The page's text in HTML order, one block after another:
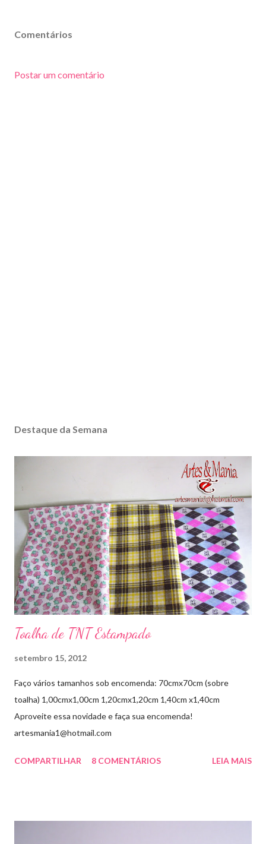
Comentários
Postar um comentário
Destaque da Semana
Toalha de TNT Estampado
setembro 15, 2012
Faço vários tamanhos sob encomenda: 70cmx70cm (sobre
toalha) 1,00cmx1,00cm 1,20cmx1,20cm 1,40cm x1,40cm
Aproveite essa novidade e faça sua encomenda!
artesmania1@hotmail.com
COMPARTILHAR 8 COMENTÁRIOS LEIA MAIS